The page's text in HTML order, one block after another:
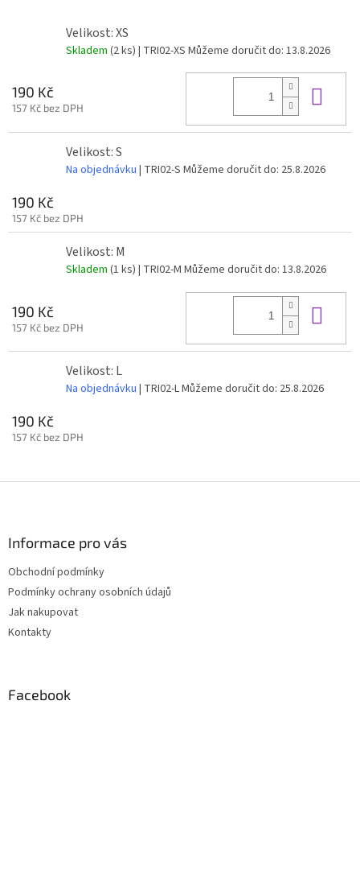
Velikost: XS
Skladem (2 ks) | TRI02-XS Můžeme doručit do: 13.8.2026
190 Kč
157 Kč bez DPH
Velikost: S
Na objednávku | TRI02-S Můžeme doručit do: 25.8.2026
190 Kč
157 Kč bez DPH
Velikost: M
Skladem (1 ks) | TRI02-M Můžeme doručit do: 13.8.2026
190 Kč
157 Kč bez DPH
Velikost: L
Na objednávku | TRI02-LMůžeme doručit do: 25.8.2026
190 Kč
157 Kč bez DPH
Informace pro vás
Obchodní podmínky
Podmínky ochrany osobních údajů
Jak nakupovat
Kontakty
Facebook